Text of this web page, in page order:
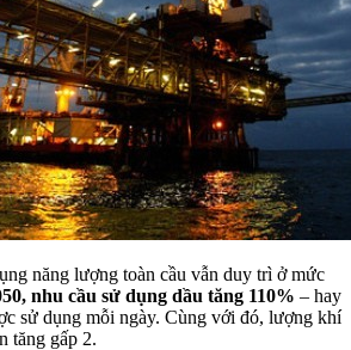
năng lượng toàn cầu vẫn duy trì ở mức
nhu cầu sử dụng dầu tăng 110% – hay
sử dụng mỗi ngày. Cùng với đó, lượng khí
tăng gấp 2.